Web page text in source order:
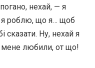
нехай, — я
я роблю, що я… щоб
сказати. Ну, нехай я
мене любили, от що!